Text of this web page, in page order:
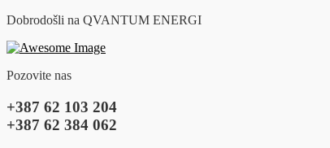
Dobrodošli na QVANTUM ENERGI
Pozovite nas
+387 62 103 204
+387 62 384 062